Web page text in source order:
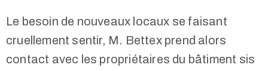
Le besoin de nouveaux locaux se faisant
cruellement sentir, M. Bettex prend alors
contact avec les propriétaires du bâtiment sis